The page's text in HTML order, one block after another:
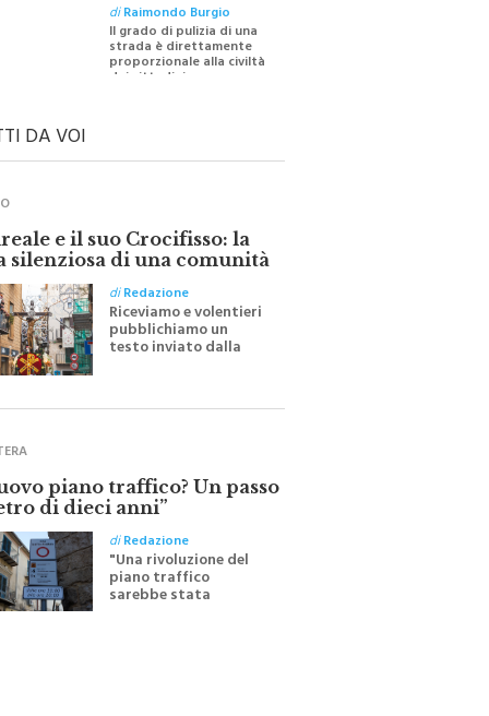
diRaimondo Burgio
Il grado di pulizia di una
strada è direttamente
proporzionale alla civiltà
DA VOI
e il suo Crocifisso: la
silenziosa di una comunità
diRedazione
Riceviamo e volentieri
pubblichiamo un
testo inviato dalla
all'indomani della
piano traffico? Un passo
di dieci anni”
diRedazione
"Una rivoluzione del
piano traffico
sarebbe stata